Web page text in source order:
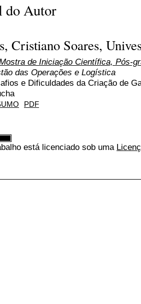
do Autor
Cristiano Soares,
de Iniciação Científica, Pós-
das Operações e Logística
e Dificuldades da Criação de
PDF
está licenciado sob uma